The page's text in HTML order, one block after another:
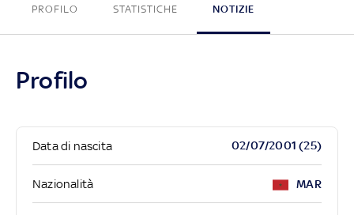
PROFILO STATISTICHE NOTIZIE
Profilo
Data di nascita 02/07/2001 (25)
Nazionalità MAR